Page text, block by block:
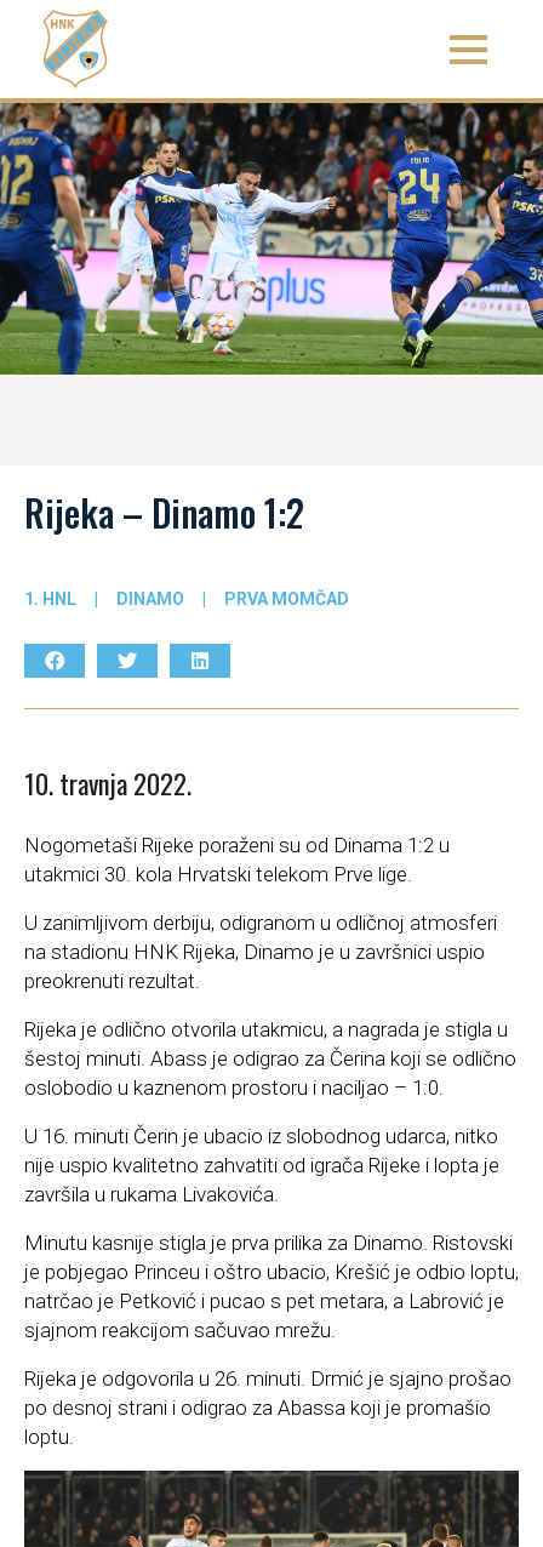
Rijeka – Dinamo 1:2
1. HNL | DINAMO | PRVA MOMČAD
10. travnja 2022.
Nogometaši Rijeke poraženi su od Dinama 1:2 u
utakmici 30. kola Hrvatski telekom Prve lige.
U zanimljivom derbiju, odigranom u odličnoj atmosferi
na stadionu HNK Rijeka, Dinamo je u završnici uspio
preokrenuti rezultat.
Rijeka je odlično otvorila utakmicu, a nagrada je stigla u
šestoj minuti. Abass je odigrao za Čerina koji se odlično
oslobodio u kaznenom prostoru i naciljao – 1:0.
U 16. minuti Čerin je ubacio iz slobodnog udarca, nitko
nije uspio kvalitetno zahvatiti od igrača Rijeke i lopta je
završila u rukama Livakovića.
Minutu kasnije stigla je prva prilika za Dinamo. Ristovski
je pobjegao Princeu i oštro ubacio, Krešić je odbio loptu,
natrčao je Petković i pucao s pet metara, a Labrović je
sjajnom reakcijom sačuvao mrežu.
Rijeka je odgovorila u 26. minuti. Drmić je sjajno prošao
po desnoj strani i odigrao za Abassa koji je promašio
loptu.